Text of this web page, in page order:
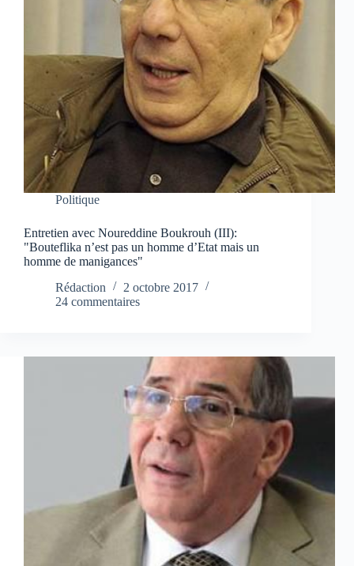
Politique
Entretien avec Noureddine Boukrouh (III):
"Bouteflika n’est pas un homme d’Etat mais un
homme de manigances"
Rédaction
2 octobre 2017
24 commentaires